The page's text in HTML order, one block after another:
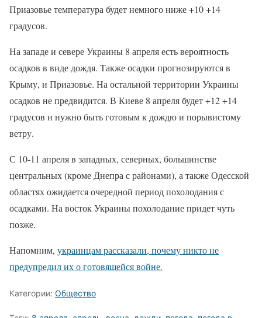
Приазовье температура будет немного ниже +10 +14
градусов.
На западе и севере Украины 8 апреля есть вероятность
осадков в виде дождя. Также осадки прогнозируются в
Крыму, и Приазовье. На остальной территории Украины
осадков не предвидится. В Киеве 8 апреля будет +12 +14
градусов и нужно быть готовым к дождю и порывистому
ветру.
С 10-11 апреля в западных, северных, большинстве
центральных (кроме Днепра с районами), а также Одесской
областях ожидается очередной период похолодания с
осадками. На восток Украины похолодание придет чуть
позже.
Напомним, украинцам рассказали, почему никто не
предупредил их о готовящейся войне.
Категории: Общество